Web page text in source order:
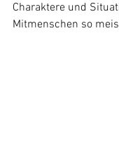
Charaktere und
Mitmenschen so